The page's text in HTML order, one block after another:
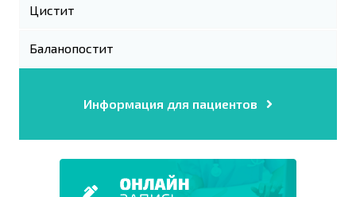
Цистит
Баланопостит
Информация для пациентов